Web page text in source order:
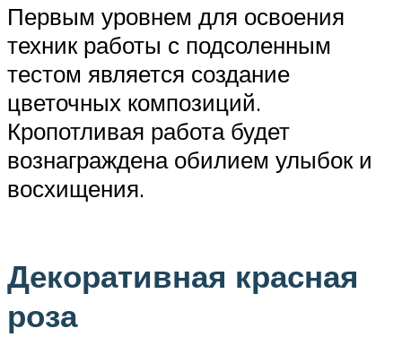
Первым уровнем для освоения
техник работы с подсоленным
тестом является создание
цветочных композиций.
Кропотливая работа будет
вознаграждена обилием улыбок и
восхищения.
Декоративная красная
роза